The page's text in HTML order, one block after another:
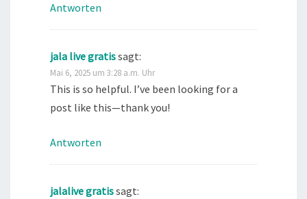
Antworten
jala live gratissagt:
Mai 6, 2025 um 3:28 a.m. Uhr
This is so helpful. I’ve been looking for a
post like this—thank you!
Antworten
jalalive gratissagt: